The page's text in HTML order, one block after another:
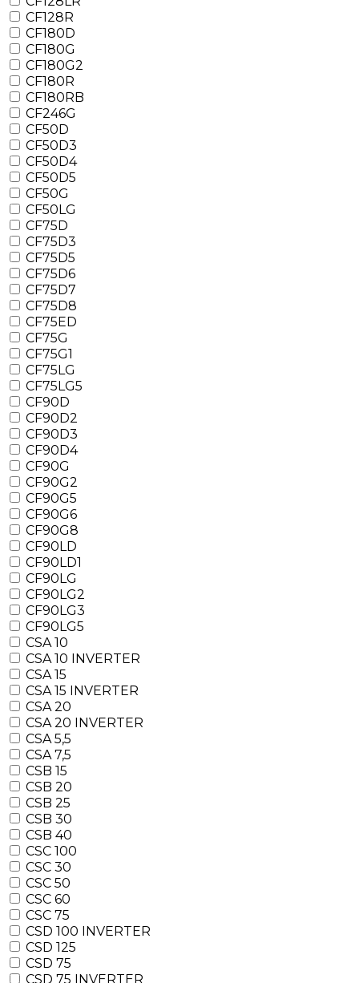
CF128R
CF180D
CF180G
CF180G2
CF180R
CF180RB
CF246G
CF50D
CF50D3
CF50D4
CF50D5
CF50G
CF50LG
CF75D
CF75D3
CF75D5
CF75D6
CF75D7
CF75D8
CF75ED
CF75G
CF75G1
CF75LG
CF75LG5
CF90D
CF90D2
CF90D3
CF90D4
CF90G
CF90G2
CF90G5
CF90G6
CF90G8
CF90LD
CF90LD1
CF90LG
CF90LG2
CF90LG3
CF90LG5
CSA 10
CSA 10 INVERTER
CSA 15
CSA 15 INVERTER
CSA 20
CSA 20 INVERTER
CSA 5,5
CSA 7,5
CSB 15
CSB 20
CSB 25
CSB 30
CSB 40
CSC 100
CSC 30
CSC 50
CSC 60
CSC 75
CSD 100 INVERTER
CSD 125
CSD 75
CSD 75 INVERTER